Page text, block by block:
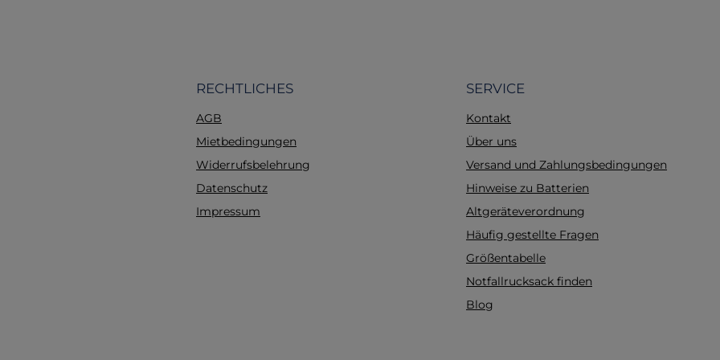
ergonomisch gestaltete,
der Anwendung, was die
erhöht.Hochwertiges Material:
Der Griff ist aus pflegeleichtem
und robustem Material
RECHTLICHES
AGB
Mietbedingungen
Widerrufsbelehrung
Datenschutz
Impressum
SERVICE
Kontakt
Über uns
Versand und Zahlungsbedingungen
Hinweise zu Batterien
Altgeräteverordnung
Häufig gestellte Fragen
Größentabelle
Notfallrucksack finden
Blog